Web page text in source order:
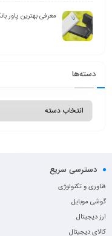
دسترسی سریع
ارز دیجیتال
اینترنت و شبکه
خودرو